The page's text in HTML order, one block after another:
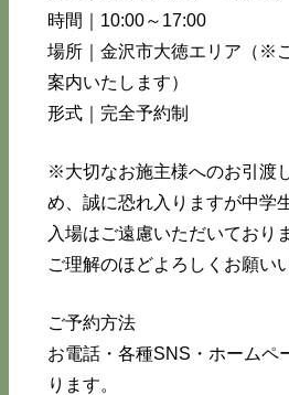
時間｜10:00～17:00
場所｜金沢市大徳エリア（※
案内いたします）
形式｜完全予約制
※大切なお施主様へのお引渡
め、誠に恐れ入りますが中学
入場はご遠慮いただいており
ご理解のほどよろしくお願い
ご予約方法
お電話・各種SNS・ホームペ
ります。